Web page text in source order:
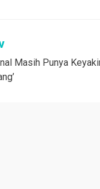
Masih Punya